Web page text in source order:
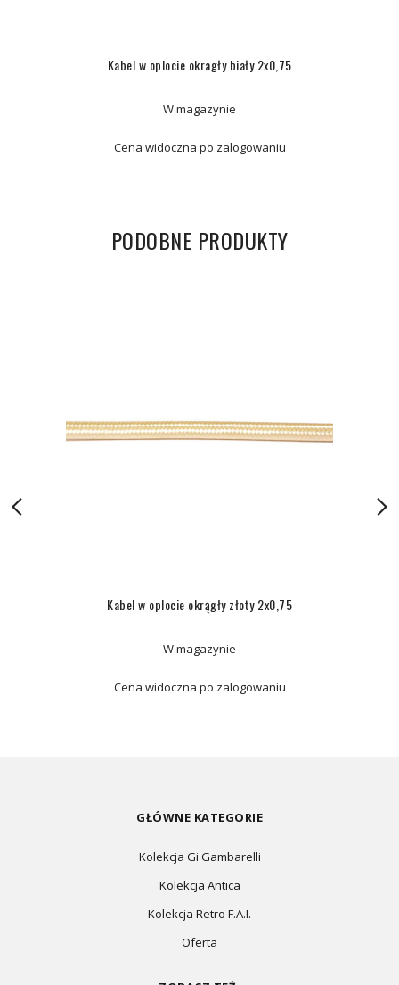
Kabel w oplocie okragły biały 2x0,75
W magazynie
Cena widoczna po zalogowaniu
PODOBNE PRODUKTY
Kabel w oplocie okrągły złoty 2x0,75
W magazynie
Cena widoczna po zalogowaniu
GŁÓWNE KATEGORIE
Kolekcja Gi Gambarelli
Kolekcja Antica
Kolekcja Retro F.A.I.
Oferta